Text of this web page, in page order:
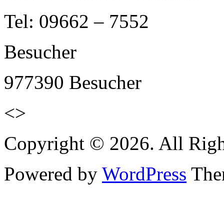
Tel: 09662 – 7552
Besucher
977390 Besucher
<>
Copyright © 2026. All
Powered by WordPress